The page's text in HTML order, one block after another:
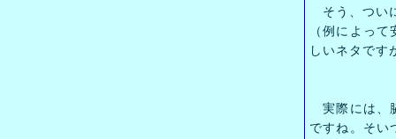
そう、つい
（例によっ
しいネタです
実際には、
ですね。そい